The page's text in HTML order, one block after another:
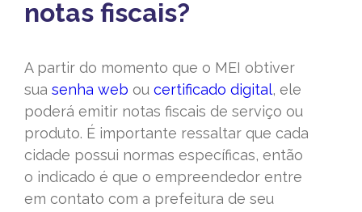
notas fiscais?
A partir do momento que o MEI obtiver
sua senha web ou certificado digital, ele
poderá emitir notas fiscais de serviço ou
produto. É importante ressaltar que cada
cidade possui normas específicas, então
o indicado é que o empreendedor entre
em contato com a prefeitura de seu